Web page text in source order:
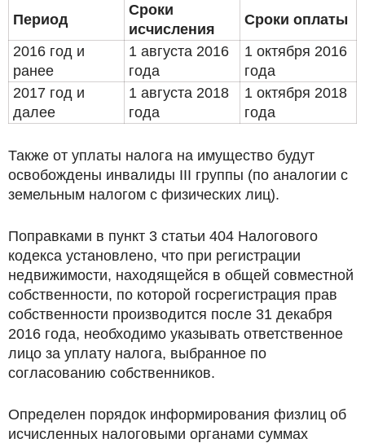
Период
Сроки
исчисления
Сроки оплаты
2016 год и
ранее
1 августа 2016
года
1 октября 2016
года
2017 год и
далее
1 августа 2018
года
1 октября 2018
года
Также от уплаты налога на имущество будут
освобождены инвалиды III группы (по аналогии с
земельным налогом с физических лиц).
Поправками в пункт 3 статьи 404 Налогового
кодекса установлено, что при регистрации
недвижимости, находящейся в общей совместной
собственности, по которой госрегистрация прав
собственности производится после 31 декабря
2016 года, необходимо указывать ответственное
лицо за уплату налога, выбранное по
согласованию собственников.
Определен порядок информирования физлиц об
исчисленных налоговыми органами суммах